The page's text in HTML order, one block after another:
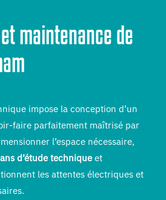
maintenance de
impose la conception d’un
faire parfaitement maîtrisé par
l’espace nécessaire,
d’étude techniqueet
les attentes électriques et